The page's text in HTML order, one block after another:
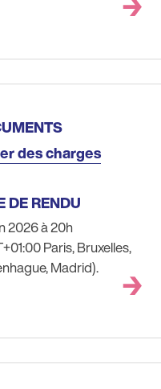
des charges
DE RENDU
2026 à 20h
Paris, Bruxelles,
Madrid).